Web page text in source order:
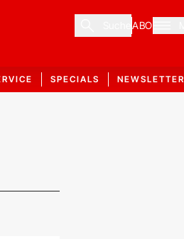
ABO
SPECIALS NEWSLETTER